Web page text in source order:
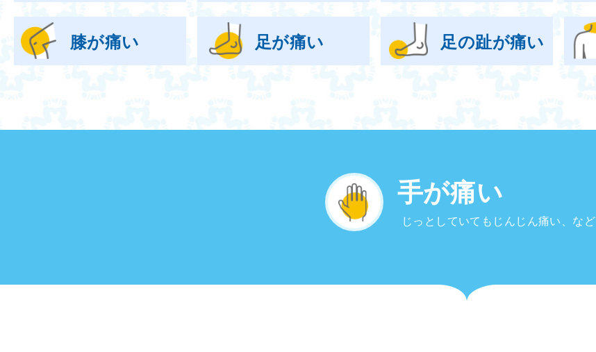
膝が痛い 足が痛い 足の趾が痛い
手が痛い
じっとしていてもじんじん痛い、など